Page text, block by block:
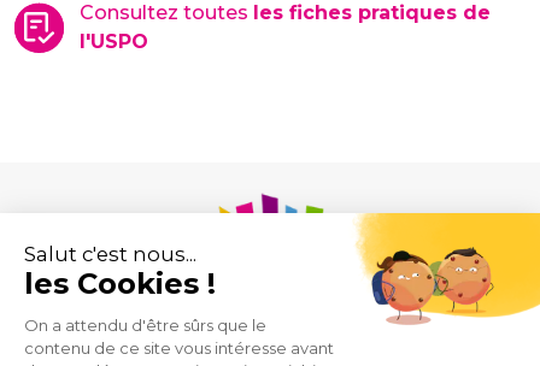
Consultez toutes les fiches pratiques de
l'USPO